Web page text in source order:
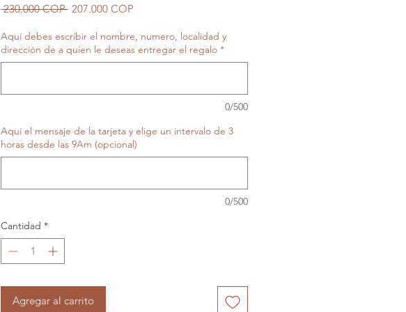
230.000 COP Precio
207.000 COP
oferta
Aquí debes escribir el nombre, numero, localidad y
dirección de a quien le deseas entregar el regalo *
0/500
Aquí el mensaje de la tarjeta y elige un intervalo de 3
horas desde las 9Am (opcional)
0/500
Cantidad *
Agregar al carrito